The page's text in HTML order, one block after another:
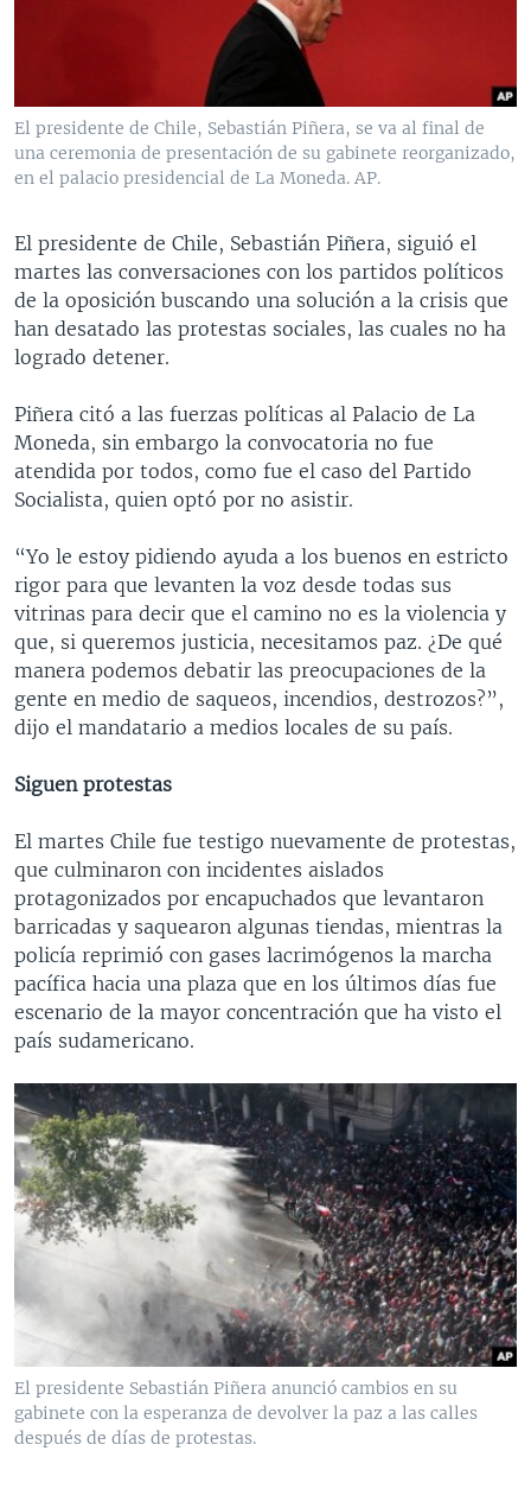
ENTRETENIMIENTO Y CULTURA
TECNOLOGÍA
DEPORTES
CIENCIA Y SALUD
FOTOGRAFÍA
AUDIOS
EL MUNDO AL DÍA
FORO INTERAMERICANO
VISIÓN 360
LAS CLAVES
PANORAMA
RADIO
AVANCE INFORMATIVO
AUDIONOTICIAS
BUENOS DÍAS AMÉRICA
ESTADOS UNIDOS AL DÍA
EL MUNDO AL DÍA [RADIO]
FORO [RADIO]
DEPORTIVO INTERNACIONAL
NOTA ECONÓMICA
ENTRETENIMIENTO
DIRECT
DOCUMENTALES DE LA VOA
Learning English
SÍGANOS
Idiomas
El presidente de Chile, Sebastián Piñera, se va al final de
una ceremonia de presentación de su gabinete reorganizado,
en el palacio presidencial de La Moneda. AP.
El presidente de Chile, Sebastián Piñera, siguió el
martes las conversaciones con los partidos políticos
de la oposición buscando una solución a la crisis que
han desatado las protestas sociales, las cuales no ha
logrado detener.
Piñera citó a las fuerzas políticas al Palacio de La
Moneda, sin embargo la convocatoria no fue
atendida por todos, como fue el caso del Partido
Socialista, quien optó por no asistir.
“Yo le estoy pidiendo ayuda a los buenos en estricto
rigor para que levanten la voz desde todas sus
vitrinas para decir que el camino no es la violencia y
que, si queremos justicia, necesitamos paz. ¿De qué
manera podemos debatir las preocupaciones de la
gente en medio de saqueos, incendios, destrozos?”,
dijo el mandatario a medios locales de su país.
Siguen protestas
El martes Chile fue testigo nuevamente de protestas,
que culminaron con incidentes aislados
protagonizados por encapuchados que levantaron
barricadas y saquearon algunas tiendas, mientras la
policía reprimió con gases lacrimógenos la marcha
pacífica hacia una plaza que en los últimos días fue
escenario de la mayor concentración que ha visto el
país sudamericano.
El presidente Sebastián Piñera anunció cambios en su
gabinete con la esperanza de devolver la paz a las calles
después de días de protestas.